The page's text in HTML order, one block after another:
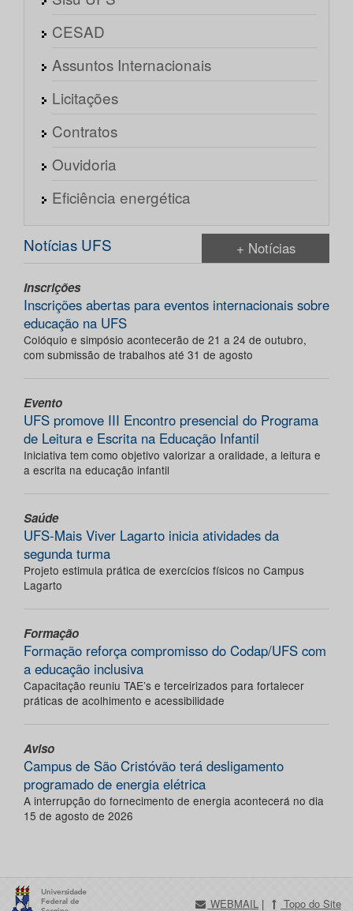
CESAD
Assuntos Internacionais
Licitações
Contratos
Ouvidoria
Eficiência energética
Notícias UFS + Notícias
Inscrições
Inscrições abertas para eventos internacionais sobre
educação na UFS
Colóquio e simpósio acontecerão de 21 a 24 de outubro,
com submissão de trabalhos até 31 de agosto
Evento
UFS promove III Encontro presencial do Programa
de Leitura e Escrita na Educação Infantil
Iniciativa tem como objetivo valorizar a oralidade, a leitura e
a escrita na educação infantil
Saúde
UFS-Mais Viver Lagarto inicia atividades da
segunda turma
Projeto estimula prática de exercícios físicos no Campus
Lagarto
Formação
Formação reforça compromisso do Codap/UFS com
a educação inclusiva
Capacitação reuniu TAE’s e terceirizados para fortalecer
práticas de acolhimento e acessibilidade
Aviso
Campus de São Cristóvão terá desligamento
programado de energia elétrica
A interrupção do fornecimento de energia acontecerá no dia
15 de agosto de 2026
WEBMAIL | Topo do Site